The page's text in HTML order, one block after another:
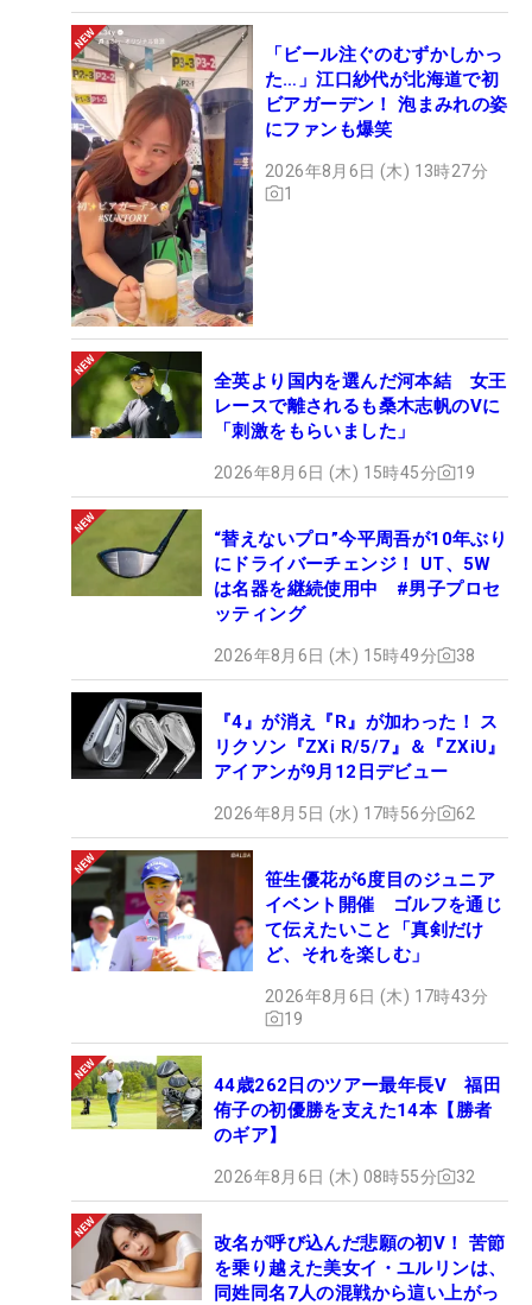
「ビール注ぐのむずかしかっ
た…」江口紗代が北海道で初
ビアガーデン！ 泡まみれの姿
にファンも爆笑
2026年8月6日 (木) 13時27分
1
全英より国内を選んだ河本結 女王
レースで離されるも桑木志帆のVに
「刺激をもらいました」
2026年8月6日 (木) 15時45分 19
“替えないプロ”今平周吾が10年ぶり
にドライバーチェンジ！ UT、5W
は名器を継続使用中 #男子プロセ
ッティング
2026年8月6日 (木) 15時49分 38
『4』が消え『R』が加わった！ ス
リクソン『ZXi R/5/7』＆『ZXiU』
アイアンが9月12日デビュー
2026年8月5日 (水) 17時56分 62
笹生優花が6度目のジュニア
イベント開催 ゴルフを通じ
て伝えたいこと「真剣だけ
ど、それを楽しむ」
2026年8月6日 (木) 17時43分
19
44歳262日のツアー最年長V 福田
侑子の初優勝を支えた14本【勝者
のギア】
2026年8月6日 (木) 08時55分 32
改名が呼び込んだ悲願の初V！ 苦節
を乗り越えた美女イ・ユルリンは、
同姓同名7人の混戦から這い上がっ